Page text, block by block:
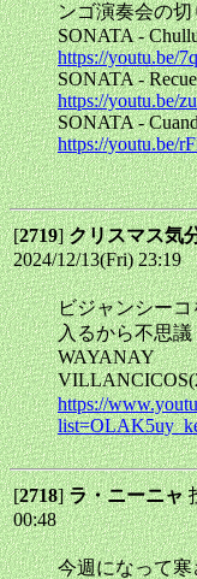
ンゴ演奏会の
SONATA -
https://youtu.be/
SONATA -
https://youtu.be/
SONATA -
https://youtu.be/
[2719]クリスマス気
2024/12/13(Fri) 23:19
ビジャンシー
入るから不思議
WAYANAY
https://
[2718]ラ・ニーニャ
00:48
今週になって